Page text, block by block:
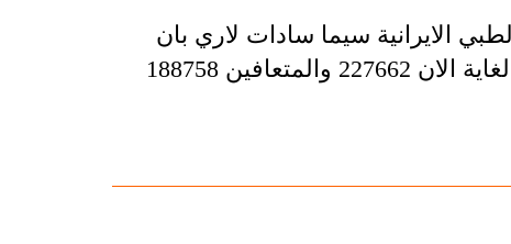
الايرانية سيما سادات لاري بان
عدد المصابين بفيروس كورونا المستجد في البلاد بلغ لغاية الان 227662 والمتعافين 188758